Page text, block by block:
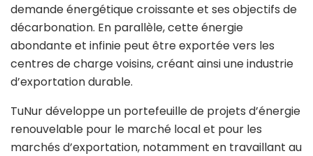
demande énergétique croissante et ses objectifs de
décarbonation. En parallèle, cette énergie
abondante et infinie peut être exportée vers les
centres de charge voisins, créant ainsi une industrie
d’exportation durable.
TuNur développe un portefeuille de projets d’énergie
renouvelable pour le marché local et pour les
marchés d’exportation, notamment en travaillant au